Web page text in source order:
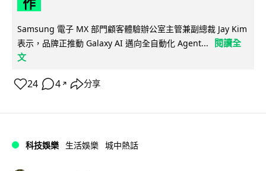
作
Samsung 電子 MX 部門顧客體驗辦公室主管兼副總裁 Jay Kim
表示，品牌正推動 Galaxy AI 邁向全自動化 Agent...
閱讀全
文
24 4 ↗ 分享
科技娛樂 生活娛樂 城中熱話